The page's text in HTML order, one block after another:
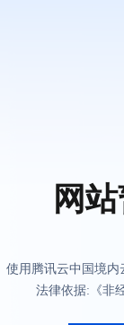
网
使用腾讯云中国境
法律依据:《非